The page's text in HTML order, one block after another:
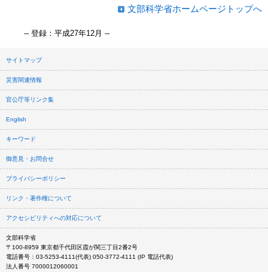
文部科学省ホームページトップへ
-- 登録：平成27年12月 --
サイトマップ
災害関連情報
官公庁等リンク集
English
キーワード
御意見・お問合せ
プライバシーポリシー
リンク・著作権について
アクセシビリティへの対応について
文部科学省
〒100-8959 東京都千代田区霞が関三丁目2番2号
電話番号：03-5253-4111(代表) 050-3772-4111 (IP 電話代表)
法人番号 7000012060001